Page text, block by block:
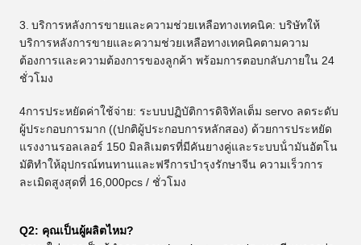
3. บริการหลังการขายและความช่วยเหลือทางเทคนิค: บริษัทให้
บริการหลังการขายและความช่วยเหลือทางเทคนิคตามความ
ต้องการและความต้องการของลูกค้า พร้อมการตอบกลับภายใน 24
ชั่วโมง
4การประหยัดค่าใช้จ่าย: ระบบปฏิบัติการดิจิทัลเต็ม servo ลดระดับ
ผู้ประกอบการมาก ((ปกติผู้ประกอบการหลักสอง) ด้วยการประหยัด
แรงงานรอลเลอร์ 150 มิลลิเมตรที่มีคันยางคู่และระบบน้ํามันอัตโน
มัติทําให้อุปกรณ์ทนทานและฟรีการบํารุงรักษาจีน ความเร็วการ
ละเมิดสูงสุดที่ 16,000pcs / ชั่วโมง
Q2: คุณเป็นผู้ผลิตไหม?